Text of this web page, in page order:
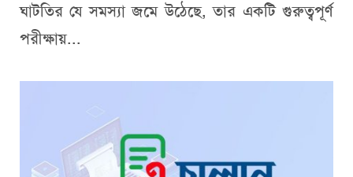
ঘাটতির যে সমস্যা জমে উঠেছে, তার একটি গুরুত্বপূর্ণ
পরীক্ষায়...